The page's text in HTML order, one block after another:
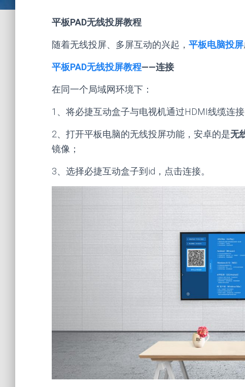
平板PAD无线投屏教程
随着无线投屏、多屏互动的兴起， 平板电脑投屏
平板PAD无线投屏教程——连接
在同一个局域网环境下：
1、将必捷互动盒子与电视机通过HDMI线缆连接
2、打开平板电脑的无线投屏功能，安卓的是无
镜像；
3、选择必捷互动盒子到id，点击连接。